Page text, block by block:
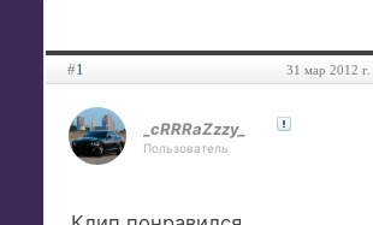
#1 31 мар 2012 г.
_cRRRaZzzy_
Пользователь